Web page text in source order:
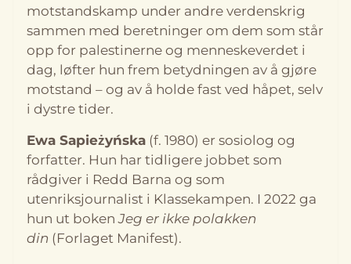
motstandskamp under andre verdenskrig
sammen med beretninger om dem som står
opp for palestinerne og menneskeverdet i
dag, løfter hun frem betydningen av å gjøre
motstand – og av å holde fast ved håpet, selv
i dystre tider.
Ewa Sapieżyńska (f. 1980) er sosiolog og
forfatter. Hun har tidligere jobbet som
rådgiver i Redd Barna og som
utenriksjournalist i Klassekampen. I 2022 ga
hun ut bokenJeg er ikke polakken
din (Forlaget Manifest).